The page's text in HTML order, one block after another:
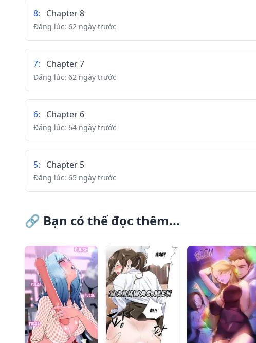
8: Chapter 8
Đăng lúc: 62 ngày trước
7: Chapter 7
Đăng lúc: 62 ngày trước
6: Chapter 6
Đăng lúc: 64 ngày trước
5: Chapter 5
Đăng lúc: 65 ngày trước
4: Chapter 4
Đăng lúc: 65 ngày trước
3: Chapter 3
Đăng lúc:65 ngày trước
2: Chapter 2
Đăng lúc:65 ngày trước
🔗 Bạn có thể đọc thêm...